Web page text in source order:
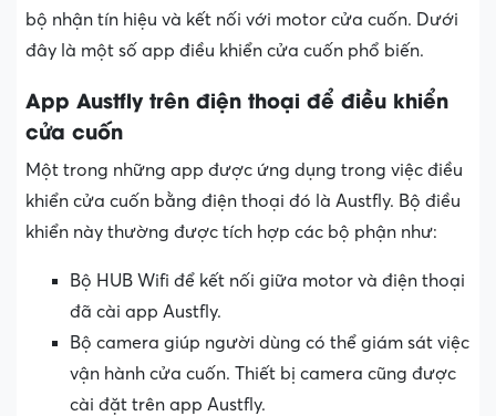
bộ nhận tín hiệu và kết nối với motor cửa cuốn. Dưới
đây là một số app điều khiển cửa cuốn phổ biến.
App Austfly trên điện thoại để điều khiển
cửa cuốn
Một trong những app được ứng dụng trong việc điều
khiển cửa cuốn bằng điện thoại đó là Austfly. Bộ điều
khiển này thường được tích hợp các bộ phận như:
Bộ HUB Wifi để kết nối giữa motor và điện thoại
đã cài app Austfly.
Bộ camera giúp người dùng có thể giám sát việc
vận hành cửa cuốn. Thiết bị camera cũng được
cài đặt trên app Austfly.